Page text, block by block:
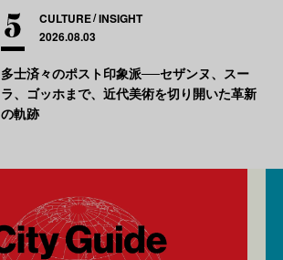
CULTURE INSIGHT
2026.08.03
多士済々のポスト印象派──セザンヌ、スー
ラ、ゴッホまで、近代美術を切り開いた革新
の軌跡